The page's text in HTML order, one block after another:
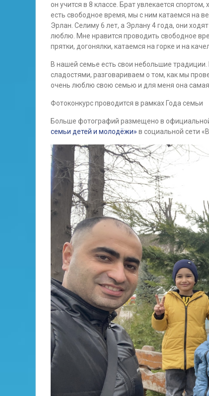
он учится в 8 классе. Брат увлекается
есть свободное время, мы с ним катаемся на
Эрлан. Селиму 6 лет, а Эрлану 4 года, они
люблю. Мне нравится проводить свободное
прятки, догонялки, катаемся на горке и на
В нашей семье есть свои небольшие
сладостями, разговариваем о том, как мы
очень люблю свою семью и для меня она
Фотоконкурс проводится в рамках Года семьи
Больше фотографий размещено в
семьи детей и молодёжи» в социальной сети